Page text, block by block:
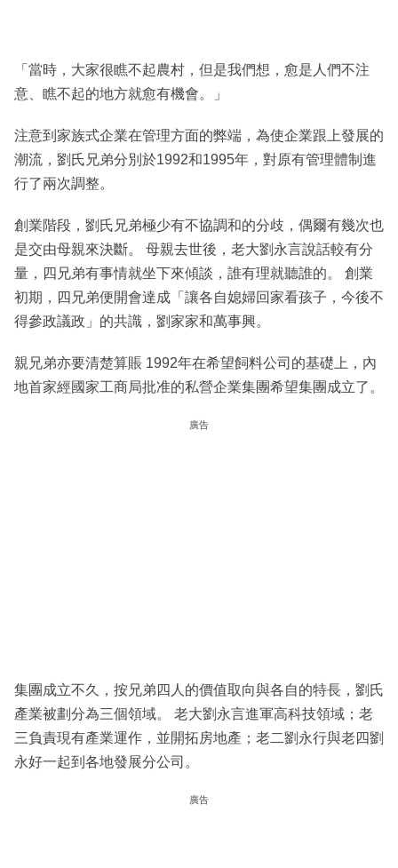
「當時，大家很瞧不起農村，但是我們想，愈是人們不注
意、瞧不起的地方就愈有機會。」
注意到家族式企業在管理方面的弊端，為使企業跟上發展的
潮流，劉氏兄弟分別於1992和1995年，對原有管理體制進
行了兩次調整。
創業階段，劉氏兄弟極少有不協調和的分歧，偶爾有幾次也
是交由母親來決斷。 母親去世後，老大劉永言說話較有分
量，四兄弟有事情就坐下來傾談，誰有理就聽誰的。 創業
初期，四兄弟便開會達成「讓各自媳婦回家看孩子，今後不
得參政議政」的共識，劉家家和萬事興。
親兄弟亦要清楚算賬 1992年在希望飼料公司的基礎上，內
地首家經國家工商局批准的私營企業集團希望集團成立了。
廣告
集團成立不久，按兄弟四人的價值取向與各自的特長，劉氏
產業被劃分為三個領域。 老大劉永言進軍高科技領域；老
三負責現有產業運作，並開拓房地產；老二劉永行與老四劉
永好一起到各地發展分公司。
廣告